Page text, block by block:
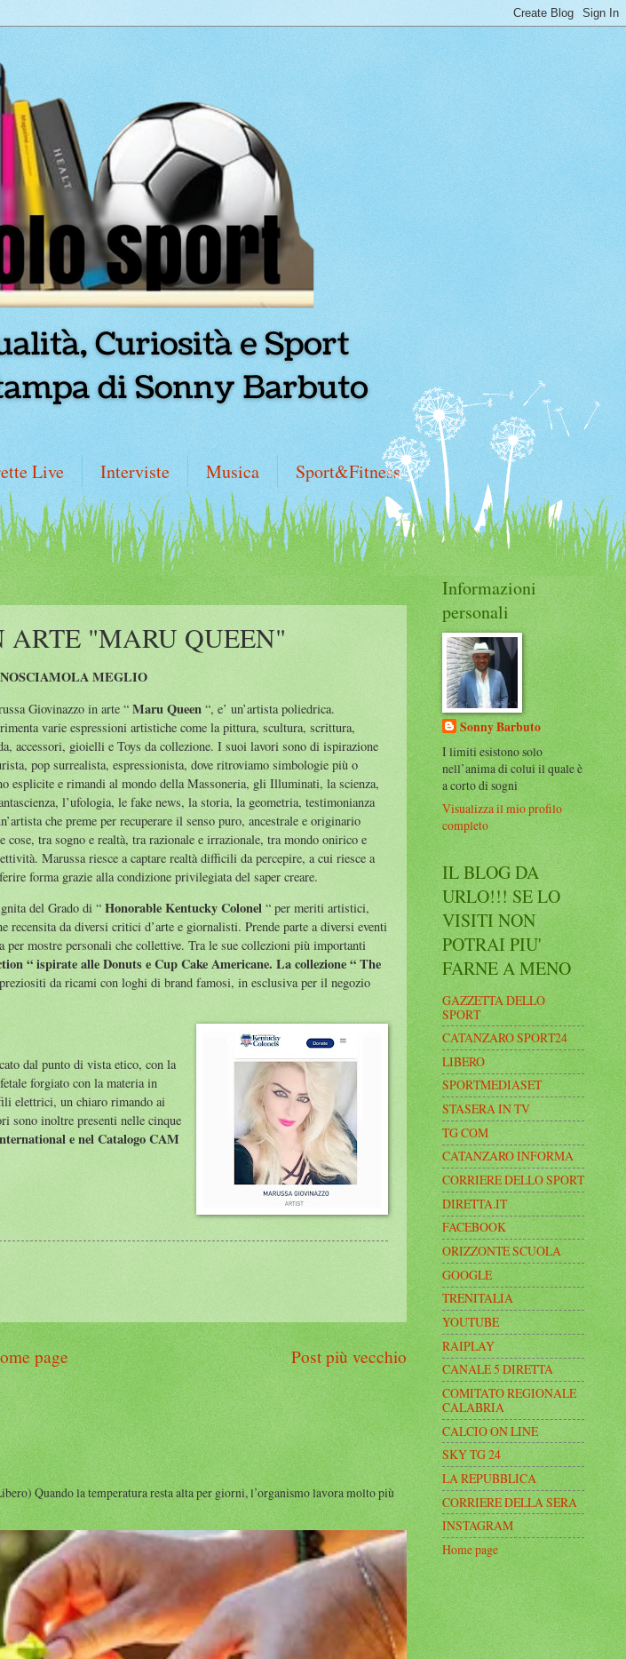
Live Interviste Musica Sport&Fitness
"MARU QUEEN"
MEGLIO
Giovinazzo in arte “ Maru Queen“, e’ un’artista poliedrica.
varie espressioni artistiche come la pittura, scultura, scrittura,
accessori, gioielli e Toys da collezione. I suoi lavori sono di ispirazione
pop surrealista, espressionista, dove ritroviamo simbologie più o
esplicite e rimandi al mondo della Massoneria, gli Illuminati, la scienza,
l’ufologia, le fake news, la storia, la geometria, testimonianza
che preme per recuperare il senso puro, ancestrale e originario
cose, tra sogno e realtà, tra razionale e irrazionale, tra mondo onirico e
Marussa riesce a captare realtà difficili da percepire, a cui riesce a
forma grazie alla condizione privilegiata del saper creare.
del Grado di “Honorable Kentucky Colonel “ per meriti artistici,
recensita da diversi critici d’arte e giornalisti. Prende parte a diversi eventi
per mostre personali che collettive. Tra le sue collezioni più importanti
“ ispirate alle Donuts e Cup Cake Americane. La collezione “ The
da ricami con loghi di brand famosi, in esclusiva per il negozio
dal punto di vista etico, con la
forgiato con la materia in
elettrici, un chiaro rimando ai
sono inoltre presenti nelle cinque
e nel Catalogo CAM
Post più vecchio
page
Quando la temperatura resta alta per giorni, l’organismo lavora molto più
Informazioni
personali
Sonny Barbuto
I limiti esistono solo
nell’anima di colui il quale è
a corto di sogni
Visualizza il mio profilo
completo
IL BLOG DA
URLO!!! SE LO
VISITI NON
POTRAI PIU'
FARNE A MENO
GAZZETTA DELLO
SPORT
CATANZARO SPORT24
LIBERO
SPORTMEDIASET
STASERA IN TV
TG COM
CATANZARO INFORMA
CORRIERE DELLO SPORT
DIRETTA.IT
FACEBOOK
ORIZZONTE SCUOLA
GOOGLE
TRENITALIA
YOUTUBE
RAIPLAY
CANALE 5 DIRETTA
COMITATO REGIONALE
CALABRIA
CALCIO ON LINE
SKY TG 24
LA REPUBBLICA
CORRIERE DELLA SERA
INSTAGRAM
Home page